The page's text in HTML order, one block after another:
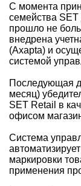
С момента
семейства SET
прошло не
внедрена
(Axapta) и
системой
Последующая
месяц)
SET Retail в
офисом
Система
маркировки
применения